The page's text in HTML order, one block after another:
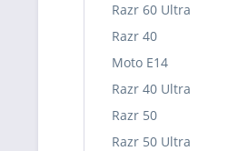
Razr 60 Ultra
Razr 40
Moto E14
Razr 40 Ultra
Razr 50
Razr 50 Ultra